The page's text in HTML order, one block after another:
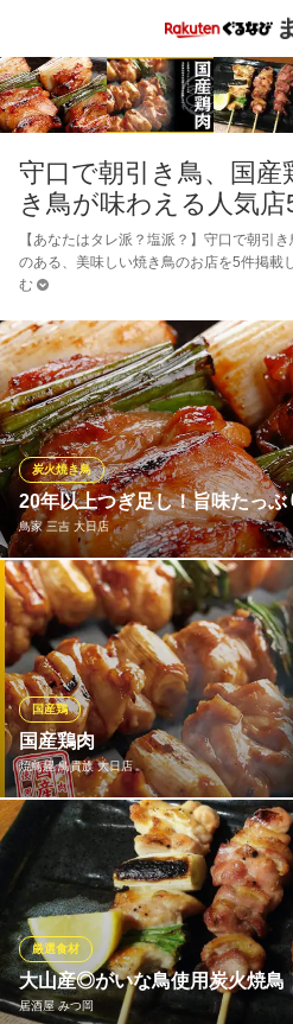
守口で朝引き鳥、国
き鳥が味わえる人気店
【あなたはタレ派？塩派？】守口で朝引
のある、美味しい焼き鳥のお店を5件掲載
む
20年以上つぎ足し！旨味たっぶ
鳥家 三吉 大日店
炭火焼き鳥
美味しい焼鳥に欠かせないのは、や
引き継ぎ20年以上つぎ足してできて
す！タレが旨いからこそ焼鳥丼もよ
との相性抜群の自家製ポン酢など、
もらうためにこだわり続けてできた
ください。
鳥家 三吉 大日店
朝挽き地鶏の焼鳥居酒屋
地下鉄谷町線大日駅 徒歩5分
大阪府守口市大日町3-4-23
国産鶏肉
焼鳥屋 鳥貴族 大日店
国産鶏
おいしい焼鳥は鮮度が大事。価格・
焼鳥を追求した結果、 鳥貴族の焼
す。
焼鳥屋 鳥貴族 大日店
焼鳥
地下鉄谷町線大日駅7番出口 徒歩1
大阪府守口市大日町1-2-1
大山産◎がいな鳥使用炭火焼鳥
居酒屋 みつ岡
厳選食材